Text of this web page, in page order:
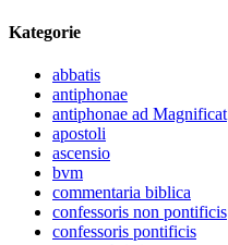
Kategorie
abbatis
antiphonae
antiphonae ad Magnificat
apostoli
ascensio
bvm
commentaria biblica
confessoris non pontificis
confessoris pontificis